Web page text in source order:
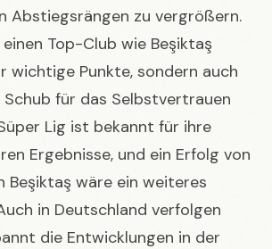
Abstiegsrängen zu vergrößern.
Top-Club wie Beşiktaş
wichtige Punkte, sondern auch
Schub für das Selbstvertrauen
Lig ist bekannt für ihre
Ergebnisse, und ein Erfolg von
Beşiktaş wäre ein weiteres
in Deutschland verfolgen
die Entwicklungen in der